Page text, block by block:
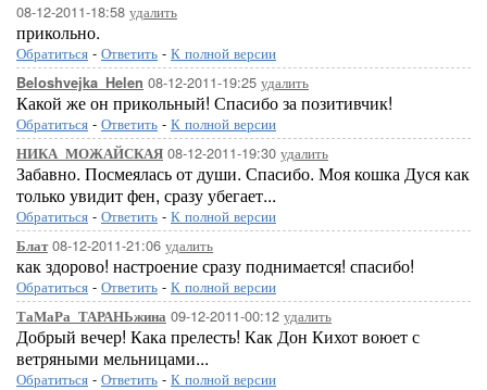
08-12-2011-18:58 удалить
прикольно.
Обратиться - Ответить - К полной версии
Beloshvejka_Helen 08-12-2011-19:25 удалить
Какой же он прикольный! Спасибо за позитивчик!
Обратиться - Ответить - К полной версии
НИКА_МОЖАЙСКАЯ 08-12-2011-19:30 удалить
Забавно. Посмеялась от души. Спасибо. Моя кошка Дуся как
только увидит фен, сразу убегает...
Обратиться - Ответить - К полной версии
Блат08-12-2011-21:06 удалить
как здорово! настроение сразу поднимается! спасибо!
Обратиться - Ответить - К полной версии
ТаМаРа_ТАРАНЬжина 09-12-2011-00:12 удалить
Добрый вечер! Кака прелесть! Как Дон Кихот воюет с
ветряными мельницами...
Обратиться - Ответить - К полной версии